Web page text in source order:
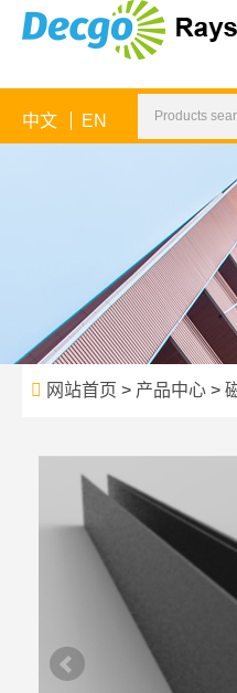
中文 EN
网站首页 > 产品中心 >